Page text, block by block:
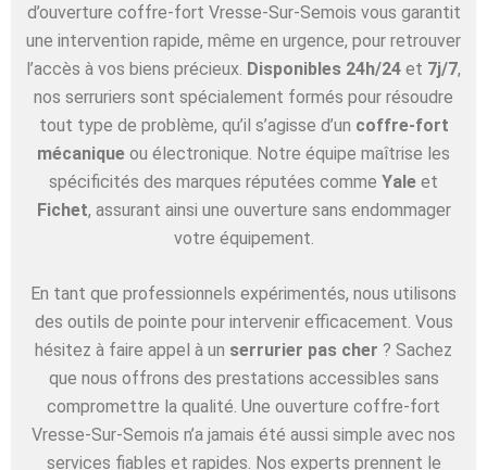
d’ouverture coffre-fort Vresse-Sur-Semois vous garantit
une intervention rapide, même en urgence, pour retrouver
l’accès à vos biens précieux. Disponibles 24h/24 et 7j/7,
nos serruriers sont spécialement formés pour résoudre
tout type de problème, qu’il s’agisse d’un coffre-fort
mécanique ou électronique. Notre équipe maîtrise les
spécificités des marques réputées comme Yale et
Fichet, assurant ainsi une ouverture sans endommager
votre équipement.
En tant que professionnels expérimentés, nous utilisons
des outils de pointe pour intervenir efficacement. Vous
hésitez à faire appel à un serrurier pas cher ? Sachez
que nous offrons des prestations accessibles sans
compromettre la qualité. Une ouverture coffre-fort
Vresse-Sur-Semois n’a jamais été aussi simple avec nos
services fiables et rapides. Nos experts prennent le